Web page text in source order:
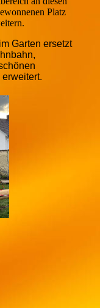
Platz
Garten ersetzt